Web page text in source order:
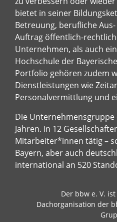
bietet in seiner
Betreuung, berufliche
Auftrag öffentlich-
Unternehmen, als auch
Hochschule der
Portfolio gehören zudem
Dienstleistungen wie
Personalvermittlung und
Die
Jahren. In 12
Mitarbeiter*innen tätig –
Bayern, aber auch
international an 520
Der bbw e. V.
Dachorganisation der